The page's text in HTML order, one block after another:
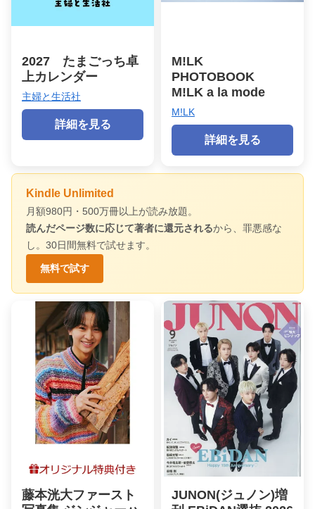
2027 たまごっち卓
上カレンダー
主婦と生活社
詳細を見る
M!LK
PHOTOBOOK
M!LK a la mode
M!LK
詳細を見る
Kindle Unlimited
月額980円・500万冊以上が読み放題。
読んだページ数に応じて著者に還元されるから、罪悪感な
し。30日間無料で試せます。
無料で試す
藤本洸大ファースト
JUNON(ジュノン)増